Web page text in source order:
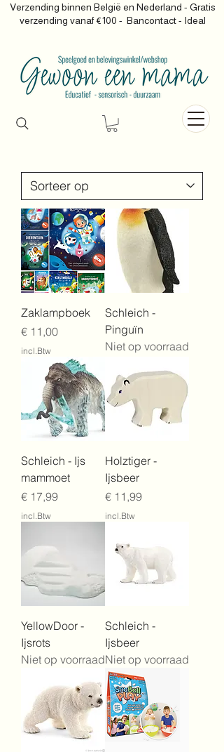
Verzending binnen België en Nederland - Gratis
verzending vanaf €100 - Bancontact - Ideal
Zaklampboek
Prijs
€ 11,00
incl.Btw
Schleich -
Pinguïn
Niet op voorraad
Schleich - Ijs
mammoet
Prijs
€ 17,99
incl.Btw
Holztiger -
Ijsbeer
Prijs
€ 11,99
incl.Btw
YellowDoor -
Ijsrots
Niet op voorraad
Schleich -
Ijsbeer
Niet op voorraad